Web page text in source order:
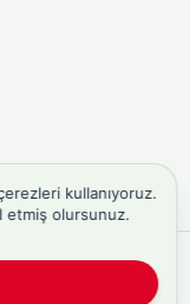
kullanıyoruz.
etmiş olursunuz.